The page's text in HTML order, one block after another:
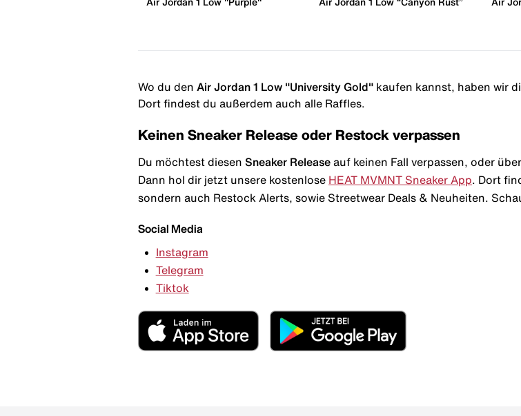
Wo du den Air Jordan 1 Low "University Gold" kaufen kannst, haben wir
Dort findest du außerdem auch alle Raffles.
Keinen Sneaker Release oder Restock verpassen
Du möchtest diesen Sneaker Release auf keinen Fall verpassen, oder
Dann hol dir jetzt unsere kostenlose HEAT MVMNT Sneaker App . Dort
sondern auch Restock Alerts, sowie Streetwear Deals & Neuheiten.
Social Media
Instagram
Telegram
Tiktok